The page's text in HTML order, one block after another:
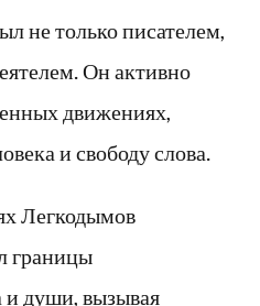
не только писателем,
Он активно
движениях,
и свободу слова.
Легкодымов
границы
и души, вызывая